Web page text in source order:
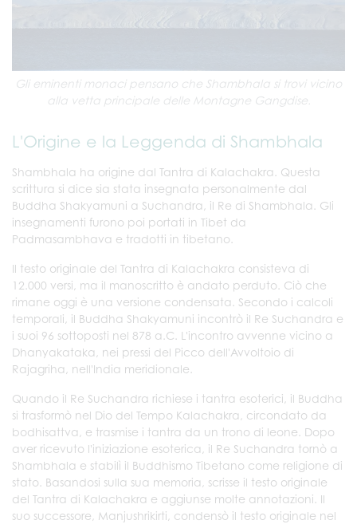
Gli eminenti monaci pensano che Shambhala si trovi vicino
alla vetta principale delle Montagne Gangdise.
L'Origine e la Leggenda di Shambhala
Shambhala ha origine dal Tantra di Kalachakra. Questa
scrittura si dice sia stata insegnata personalmente dal
Buddha Shakyamuni a Suchandra, il Re di Shambhala. Gli
insegnamenti furono poi portati in Tibet da
Padmasambhava e tradotti in tibetano.
Il testo originale del Tantra di Kalachakra consisteva di
12.000 versi, ma il manoscritto è andato perduto. Ciò che
rimane oggi è una versione condensata. Secondo i calcoli
temporali, il Buddha Shakyamuni incontrò il Re Suchandra e
i suoi 96 sottoposti nel 878 a.C. L'incontro avvenne vicino a
Dhanyakataka, nei pressi del Picco dell'Avvoltoio di
Rajagriha, nell'India meridionale.
Quando il Re Suchandra richiese i tantra esoterici, il Buddha
si trasformò nel Dio del Tempo Kalachakra, circondato da
bodhisattva, e trasmise i tantra da un trono di leone. Dopo
aver ricevuto l'iniziazione esoterica, il Re Suchandra tornò a
Shambhala e stabilì il Buddhismo Tibetano come religione di
stato. Basandosi sulla sua memoria, scrisse il testo originale
del Tantra di Kalachakra e aggiunse molte annotazioni. Il
suo successore, Manjushrikirti, condensò il testo originale nel